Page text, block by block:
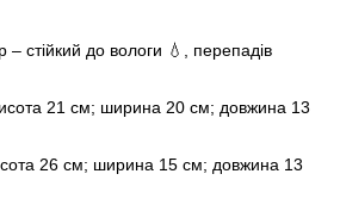
– стійкий до вологи 💧, перепадів
21 см; ширина 20 см; довжина 13
26 см; ширина 15 см; довжина 13